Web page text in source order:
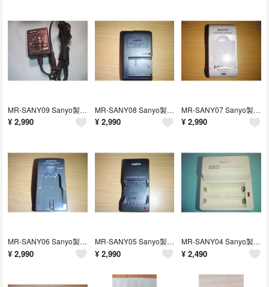
MR-SANY09 Sanyo製純正ACアダプター VAR-G8
¥ 2,990
MR-SANY08 Sanyo製純正充電器 VAR-L80
¥ 2,990
MR-SANY07 Sanyo製純正バッテリー充電器NC-SAC05
¥ 2,990
MR-SANY06 Sanyo製純正バッテリー充電器 VAR-L10
¥ 2,990
MR-SANY05 Sanyo製純正充電器 VAR-L20N
¥ 2,990
MR-SANY04 Sanyo製 純正Ni-MH単３充電器 NC-TDR02
¥ 2,490